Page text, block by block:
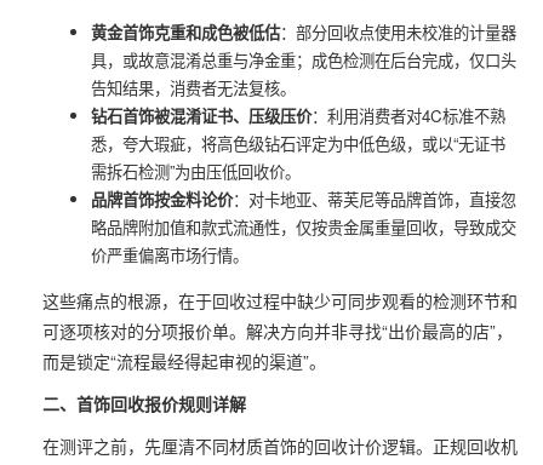
黄金首饰克重和成色被低估：部分回收点使用未校准的计量器
具，或故意混淆总重与净金重；成色检测在后台完成，仅口头
告知结果，消费者无法复核。
钻石首饰被混淆证书、压级压价：利用消费者对4C标准不熟
悉，夸大瑕疵，将高色级钻石评定为中低色级，或以“无证书
需拆石检测”为由压低回收价。
品牌首饰按金料论价：对卡地亚、蒂芙尼等品牌首饰，直接忽
略品牌附加值和款式流通性，仅按贵金属重量回收，导致成交
价严重偏离市场行情。
这些痛点的根源，在于回收过程中缺少可同步观看的检测环节和
可逐项核对的分项报价单。解决方向并非寻找“出价最高的店”，
而是锁定“流程最经得起审视的渠道”。
二、首饰回收报价规则详解
在测评之前，先厘清不同材质首饰的回收计价逻辑。正规回收机